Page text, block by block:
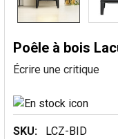
Poêle à bois
Écrire une critique
SKU: LCZ-BID